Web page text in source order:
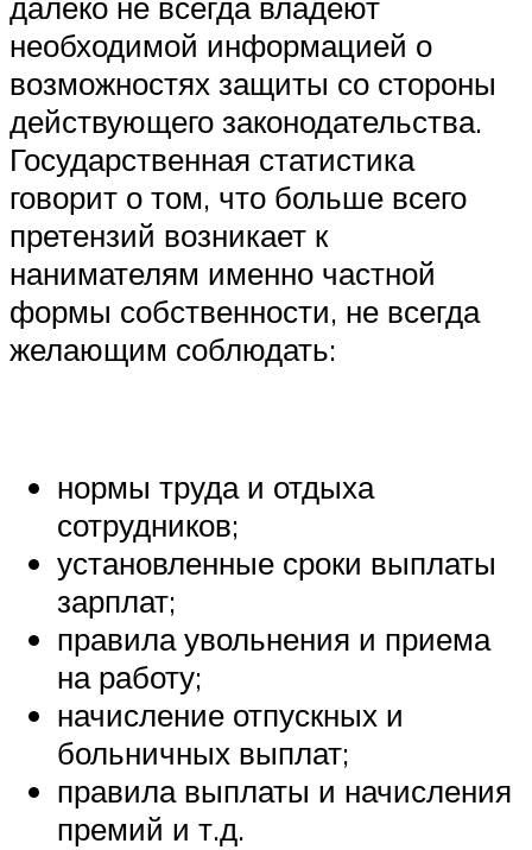
далеко не всегда владеют
необходимой информацией о
возможностях защиты со стороны
действующего законодательства.
Государственная статистика
говорит о том, что больше всего
претензий возникает к
нанимателям именно частной
формы собственности, не всегда
желающим соблюдать:
нормы труда и отдыха
сотрудников;
установленные сроки выплаты
зарплат;
правила увольнения и приема
на работу;
начисление отпускных и
больничных выплат;
правила выплаты и начисления
премий и т.д.